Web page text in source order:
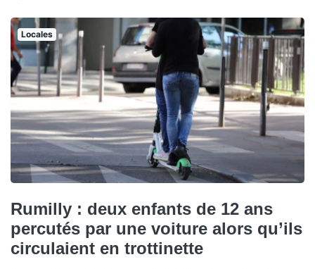
Locales
Rumilly : deux enfants de 12 ans
percutés par une voiture alors qu’ils
circulaient en trottinette